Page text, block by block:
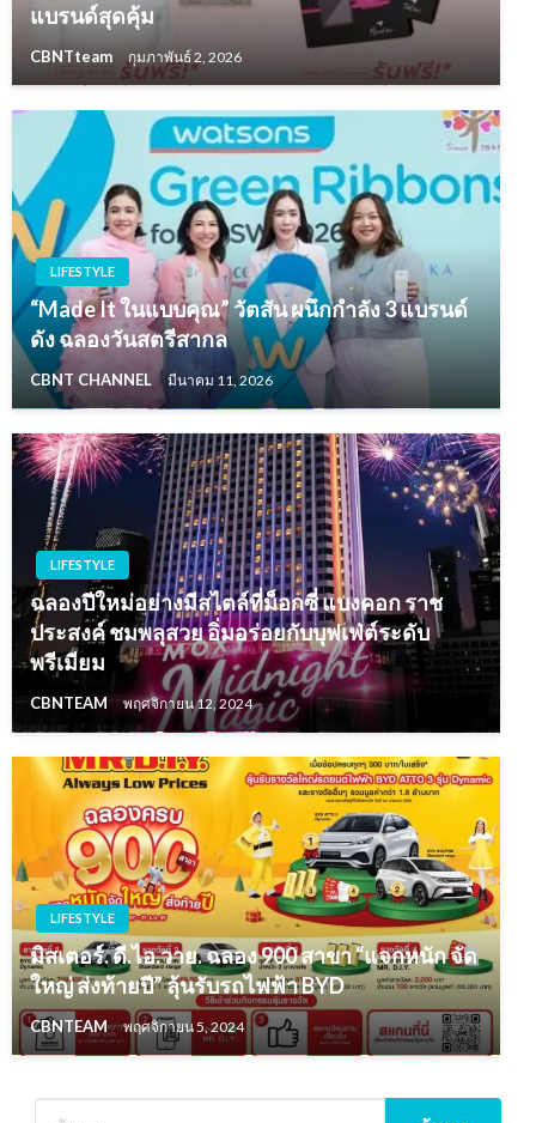
แบรนด์สุดคุ้ม
CBNTteam กุมภาพันธ์ 2, 2026
LIFESTYLE
“Made It ในแบบคุณ” วัตสัน ผนึกกำลัง 3 แบรนด์
ดัง ฉลองวันสตรีสากล
CBNT CHANNEL มีนาคม 11, 2026
LIFESTYLE
ฉลองปีใหม่อย่างมีสไตล์ที่ม็อกซี่ แบงคอก ราช
ประสงค์ ชมพลุสวย อิ่มอร่อยกับบุฟเฟ่ต์ระดับ
พรีเมียม
CBNTEAM พฤศจิกายน 12, 2024
LIFESTYLE
มิสเตอร์. ดี.ไอ.วาย. ฉลอง 900 สาขา “แจกหนัก จัด
ใหญ่ ส่งท้ายปี” ลุ้นรับรถไฟฟ้า BYD
CBNTEAM พฤศจิกายน 5, 2024